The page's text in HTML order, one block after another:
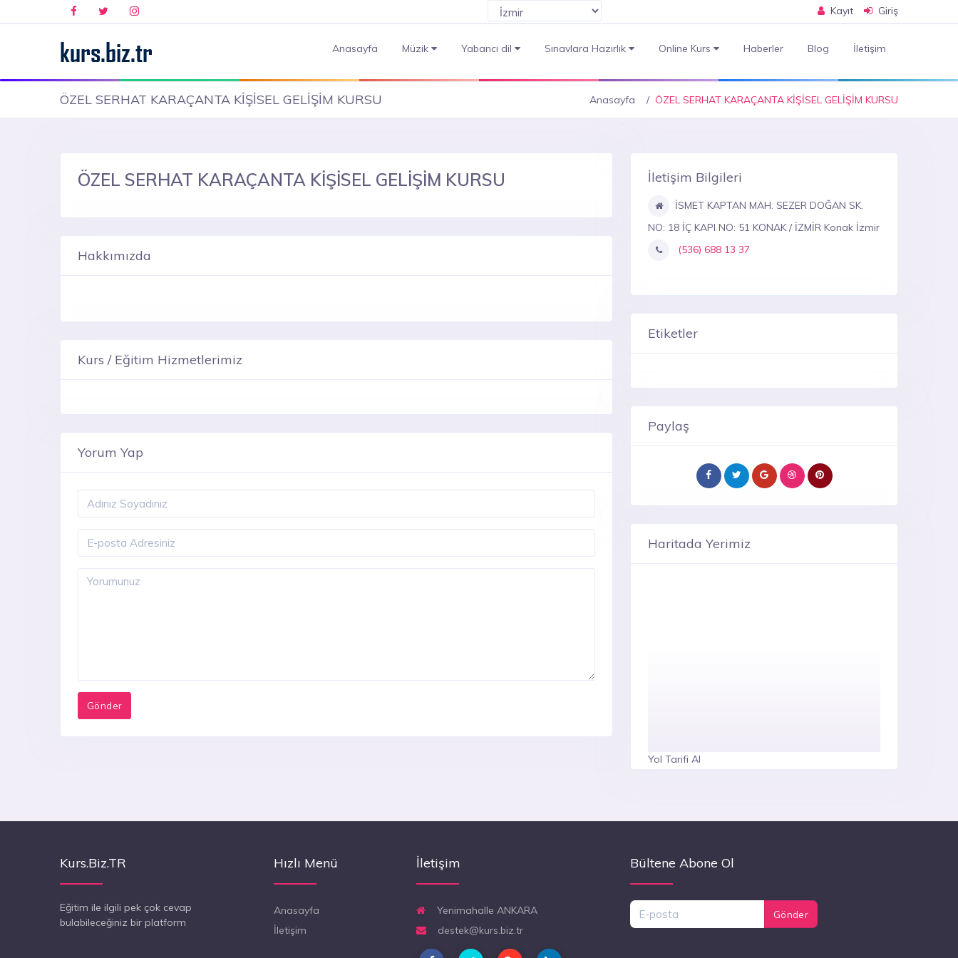
Kayıt Giriş
Anasayfa Müzik Yabancı dil Sınavlara Hazırlık Online Kurs Haberler Blog İletişim
ÖZEL SERHAT KARAÇANTA KİŞİSEL GELİŞİM KURSU Anasayfa ÖZEL SERHAT KARAÇANTA KİŞİSEL GELİŞİM KURSU
ÖZEL SERHAT KARAÇANTA KİŞİSEL GELİŞİM KURSU
Hakkımızda
Kurs / Eğitim Hizmetlerimiz
Yorum Yap
İletişim Bilgileri
İSMET KAPTAN MAH. SEZER DOĞAN SK.
NO: 18 İÇ KAPI NO: 51 KONAK / İZMİR Konak İzmir
(536) 688 13 37
Etiketler
Paylaş
Haritada Yerimiz
Yol Tarifi Al
Kurs.Biz.TR
Eğitim ile ilgili pek çok cevap
bulabileceğiniz bir platform
Hızlı Menü
Anasayfa
İletişim
İletişim
Yenimahalle ANKARA
destek@kurs.biz.tr
Bültene Abone Ol
Gönder